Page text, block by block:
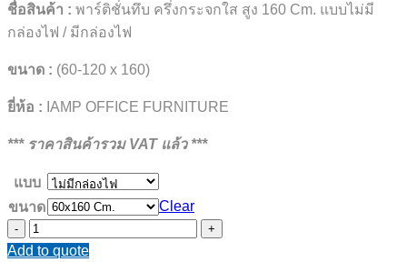
ชื่อสินค้า : พาร์ติชั่นทึบ ครึ่งกระจกใส สูง 160 Cm. แบบไม่มี
กล่องไฟ / มีกล่องไฟ
ขนาด : (60-120 x 160)
ยี่ห้อ : IAMP OFFICE FURNITURE
*** ราคาสินค้ารวม VAT แล้ว ***
แบบ
ขนาด
Clear
พาร์
ติ
Add to quote